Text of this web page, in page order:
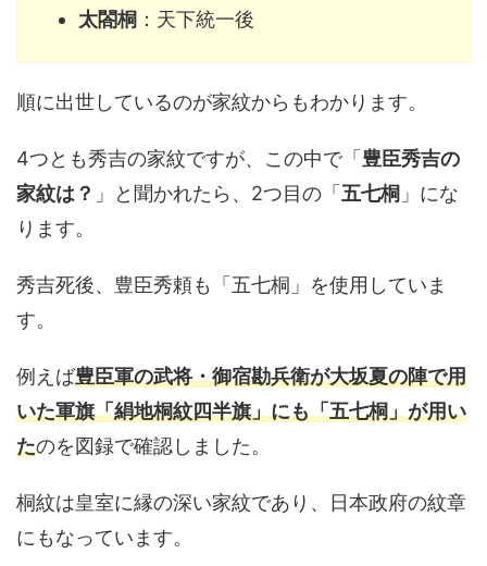
太閤桐 ：天下統一後
順に出世しているのが家紋からもわかります。
4つとも秀吉の家紋ですが、この中で「 豊臣秀吉の
家紋は？ 」と聞かれたら、2つ目の「 五七桐 」にな
ります。
秀吉死後、豊臣秀頼も「五七桐」を使用していま
す。
例えば豊臣軍の武将・御宿勘兵衛が大坂夏の陣で用
いた軍旗「絹地桐紋四半旗」にも「五七桐」が用い
たのを図録で確認しました。
桐紋は皇室に縁の深い家紋であり、日本政府の紋章
にもなっています。